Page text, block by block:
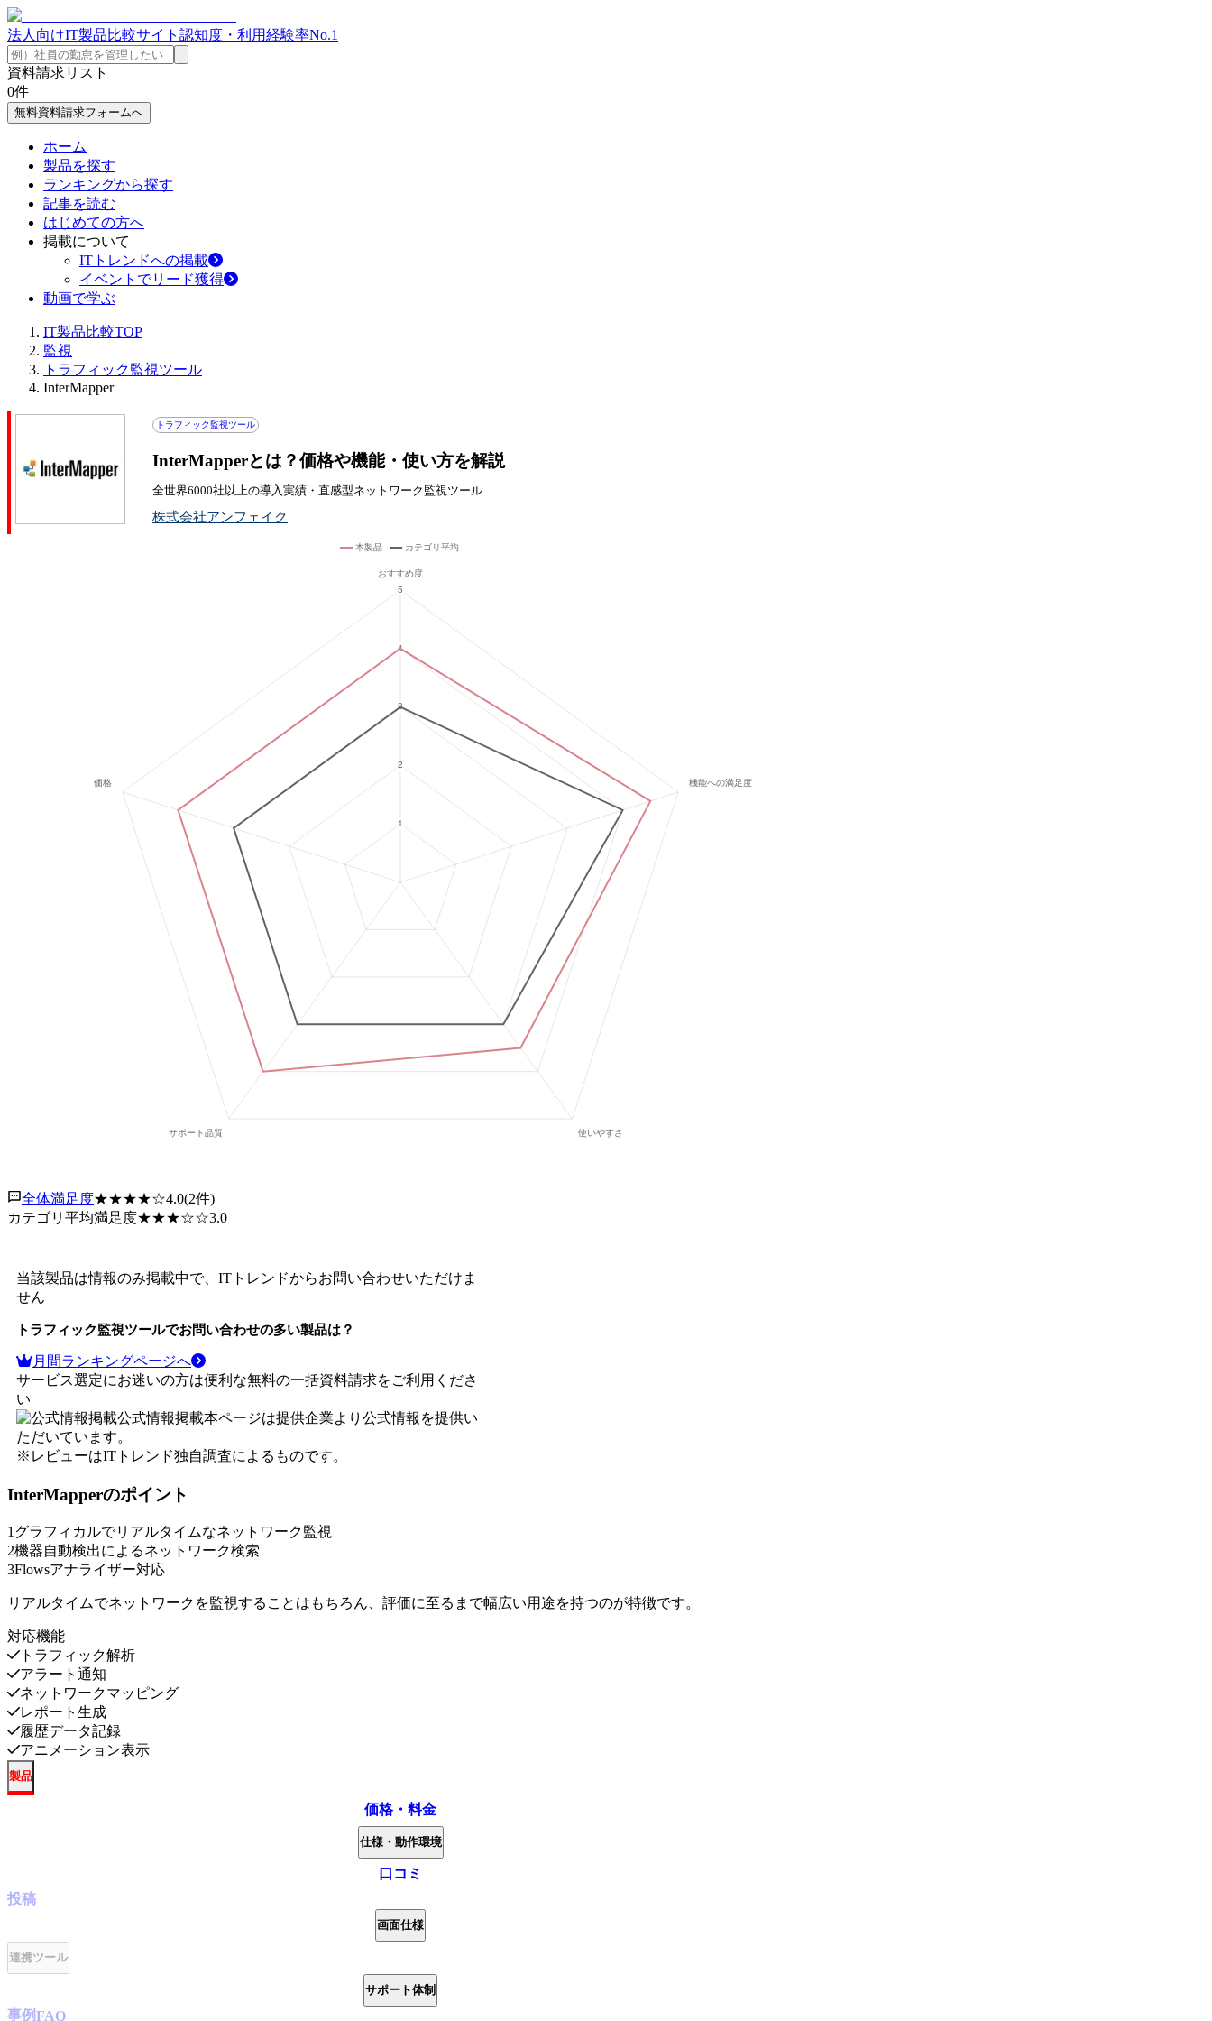
法人向けIT製品比較サイト 認知度・利用経験率No.1
資料請求リスト
0件
無料資料請求フォームへ
ホーム
製品を探す
ランキングから探す
記事を読む
はじめての方へ
掲載について
ITトレンドへの掲載
イベントでリード獲得
動画で学ぶ
IT製品比較TOP
監視
トラフィック監視ツール
InterMapper
トラフィック監視ツール
InterMapperとは？価格や機能・使い方を解説
全世界6000社以上の導入実績・直感型ネットワーク監視ツール
株式会社アンフェイク
全体満足度★★★★☆4.0(2件)
カテゴリ平均満足度★★★☆☆3.0
当該製品は情報のみ掲載中で、ITトレンドからお問い合わせいただけま
せん
トラフィック監視ツールでお問い合わせの多い製品は？
月間ランキングページへ
サービス選定にお迷いの方は便利な無料の一括資料請求をご利用くださ
い
公式情報掲載本ページは提供企業より公式情報を提供い
ただいています。
※レビューはITトレンド独自調査によるものです。
InterMapperのポイント
1グラフィカルでリアルタイムなネットワーク監視
2機器自動検出によるネットワーク検索
3Flowsアナライザー対応
リアルタイムでネットワークを監視することはもちろん、評価に至るまで幅広い用途を持つのが特徴です。
対応機能
トラフィック解析
アラート通知
ネットワークマッピング
レポート生成
履歴データ記録
アニメーション表示
製品
価格・料金
仕様・動作環境
口コミ
投稿
画面仕様
連携ツール
サポート体制
事例FAQ